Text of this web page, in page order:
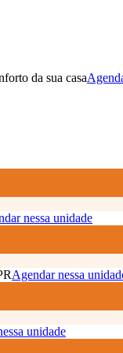
da sua casa
nessa unidade
Agendar nessa
unidade